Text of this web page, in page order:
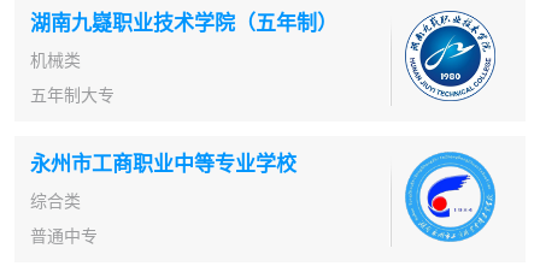
湖南九嶷职业技术学院（五年制）
机械类
五年制大专
永州市工商职业中等专业学校
综合类
普通中专